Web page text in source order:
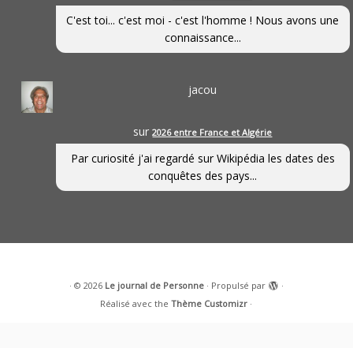
C'est toi... c'est moi - c'est l'homme ! Nous avons une
connaissance...
jacou
sur2026 entre France et Algérie
Par curiosité j'ai regardé sur Wikipédia les dates des
conquêtes des pays...
· © 2026 Le journal de Personne· Propulsé par
·
Réalisé avec theThème Customizr ·